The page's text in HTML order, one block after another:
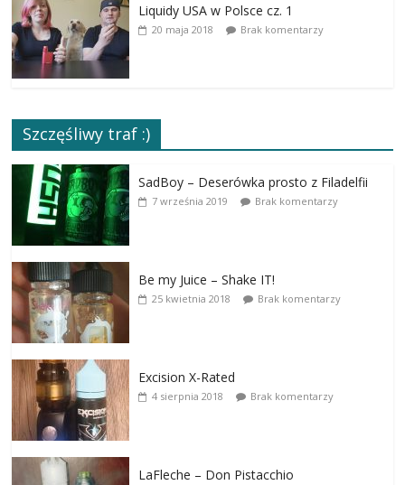
Liquidy USA w Polsce cz. 1
20 maja 2018 Brak komentarzy
Szczęśliwy traf :)
SadBoy – Deserówka prosto z Filadelfii
7 września 2019 Brak komentarzy
Be my Juice – Shake IT!
25 kwietnia 2018 Brak komentarzy
Excision X-Rated
4 sierpnia 2018 Brak komentarzy
LaFleche – Don Pistacchio